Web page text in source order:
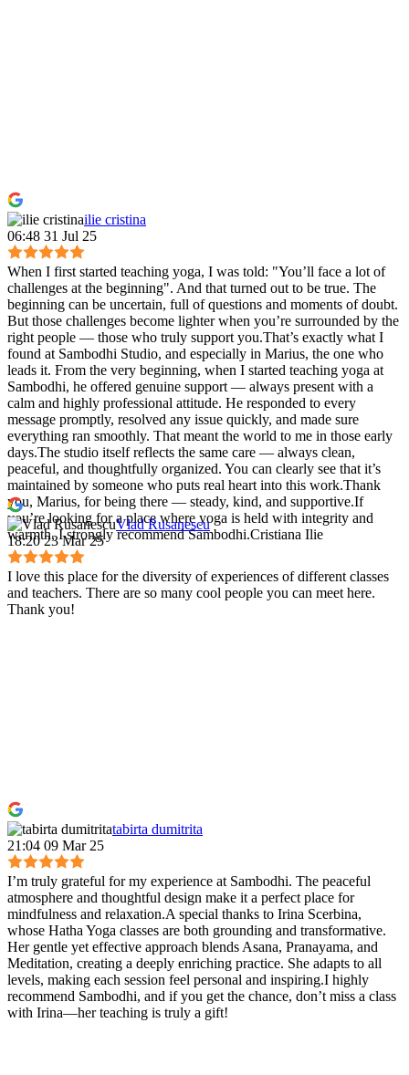
ilie cristina
06:48 31 Jul 25
When I first started teaching yoga, I was told: "You’ll face a lot of
challenges at the beginning". And that turned out to be true. The
beginning can be uncertain, full of questions and moments of doubt.
But those challenges become lighter when you’re surrounded by the
right people — those who truly support you.That’s exactly what I
found at Sambodhi Studio, and especially in Marius, the one who
leads it. From the very beginning, when I started teaching yoga at
Sambodhi, he offered genuine support — always present with a
calm and highly professional attitude. He responded to every
message promptly, resolved any issue quickly, and made sure
everything ran smoothly. That meant the world to me in those early
days.The studio itself reflects the same care — always clean,
peaceful, and thoughtfully organized. You can clearly see that it’s
maintained by someone who puts real heart into this work.Thank
you, Marius, for being there — steady, kind, and supportive.If
you’re looking for a place where yoga is held with integrity and
warmth, I strongly recommend Sambodhi.Cristiana Ilie
Vlad Rusanescu
18:20 23 Mar 25
I love this place for the diversity of experiences of different classes
and teachers. There are so many cool people you can meet here.
Thank you!
tabirta dumitrita
21:04 09 Mar 25
I’m truly grateful for my experience at Sambodhi. The peaceful
atmosphere and thoughtful design make it a perfect place for
mindfulness and relaxation.A special thanks to Irina Scerbina,
whose Hatha Yoga classes are both grounding and transformative.
Her gentle yet effective approach blends Asana, Pranayama, and
Meditation, creating a deeply enriching practice. She adapts to all
levels, making each session feel personal and inspiring.I highly
recommend Sambodhi, and if you get the chance, don’t miss a class
with Irina—her teaching is truly a gift!